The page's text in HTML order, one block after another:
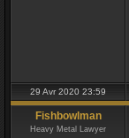
29 Avr 2020 23:59
Fishbowlman
Heavy Metal Lawyer